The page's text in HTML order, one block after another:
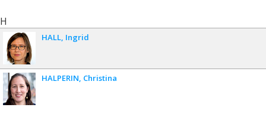
H
HALL Ingrid
HALPERIN Christina